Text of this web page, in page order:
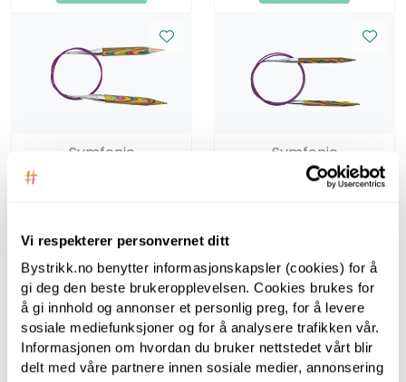
Vi respekterer personvernet ditt
Bystrikk.no benytter informasjonskapsler (cookies) for å
gi deg den beste brukeropplevelsen. Cookies brukes for
å gi innhold og annonser et personlig preg, for å levere
sosiale mediefunksjoner og for å analysere trafikken vår.
Informasjonen om hvordan du bruker nettstedet vårt blir
delt med våre partnere innen sosiale medier, annonsering
Symfonie
Symfonie, 80 cm, 12.0
Symfonie
Symfonie, 100 cm, 9.0
mm - Rundpinner i